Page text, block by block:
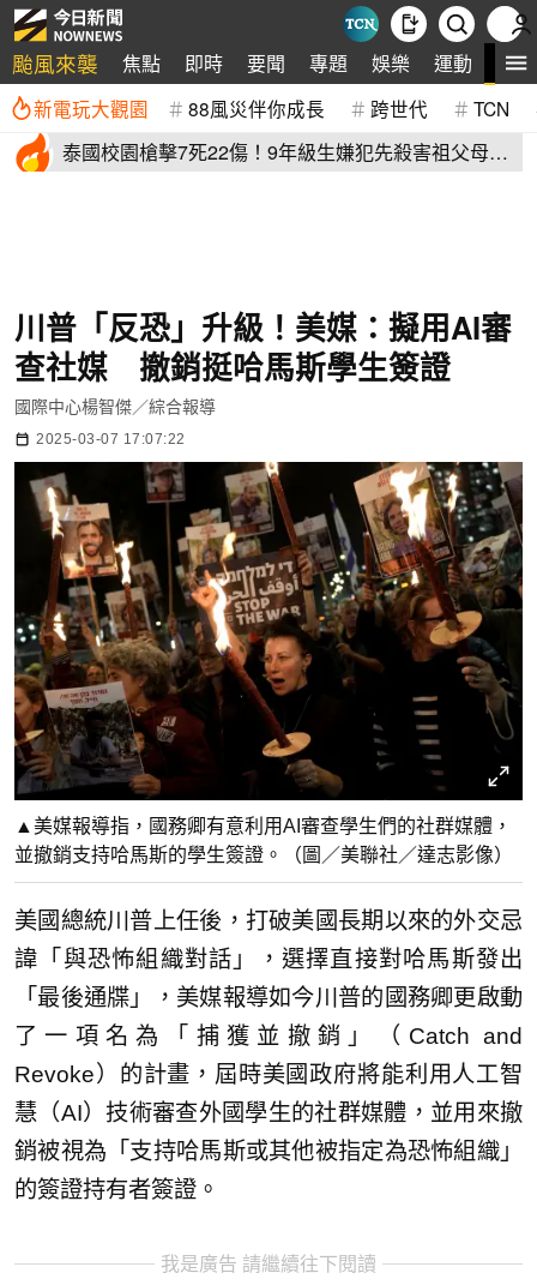
颱風來襲 焦點 即時 要聞 專題 娛樂 運動 全
新電玩大觀園 88風災伴你成長 跨世代 TCN
泰國校園槍擊7死22傷！9年級生嫌犯先殺害祖父母再
川普「反恐」升級！美媒：擬用AI審
查社媒 撤銷挺哈馬斯學生簽證
國際中心楊智傑／綜合報導
2025-03-07 17:07:22
▲美媒報導指，國務卿有意利用AI審查學生們的社群媒體，
並撤銷支持哈馬斯的學生簽證。（圖／美聯社／達志影像）
美國總統川普上任後，打破美國長期以來的外交忌
諱「與恐怖組織對話」，選擇直接對哈馬斯發出
「最後通牒」，美媒報導如今川普的國務卿更啟動
了一項名為「捕獲並撤銷」（Catch and
Revoke）的計畫，屆時美國政府將能利用人工智
慧（AI）技術審查外國學生的社群媒體，並用來撤
銷被視為「支持哈馬斯或其他被指定為恐怖組織」
的簽證持有者簽證。
我是廣告 請繼續往下閱讀